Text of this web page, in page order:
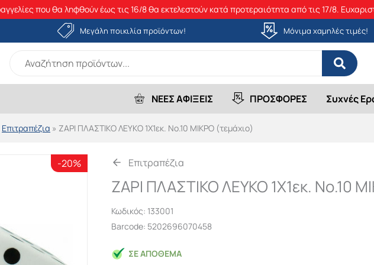
που θα ληφθούν έως τις 16/8 θα εκτελεστούν κατά προτεραιότητα από τις 17/8.
Μεγάλη ποικιλία προϊόντων! Μόνιμα χαμηλές τιμές!
ΝΕΕΣ ΑΦΙΞΕΙΣ ΠΡΟΣΦΟΡΕΣ Συχνές
Επιτραπέζια » ΖΑΡΙ ΠΛΑΣΤΙΚΟ ΛΕΥΚΟ 1Χ1εκ. Νο.10 ΜΙΚΡΟ (τεμάχιο)
-20% Επιτραπέζια
ΖΑΡΙ ΠΛΑΣΤΙΚΟ ΛΕΥΚΟ 1Χ1εκ. Νο.10
Κωδικός: 133001
Barcode: 5202696070458
ΣΕ ΑΠΌΘΕΜΑ